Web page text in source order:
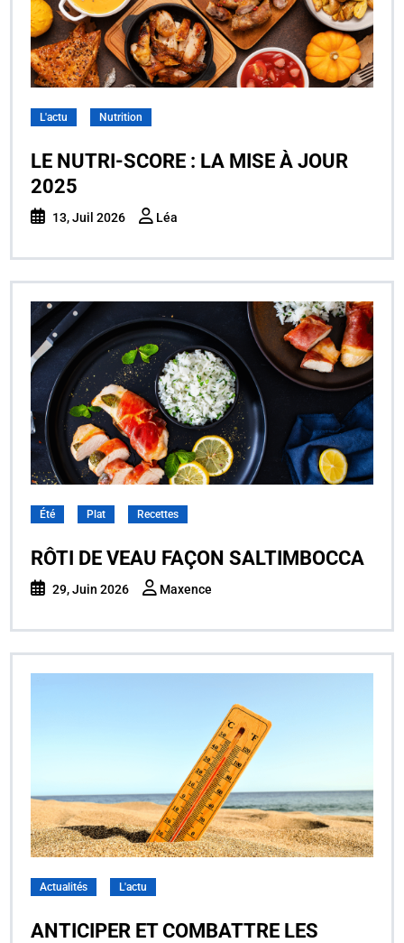
L'actu Nutrition
LE NUTRI-SCORE : LA MISE À JOUR
2025
13, Juil 2026 Léa
Été Plat Recettes
RÔTI DE VEAU FAÇON SALTIMBOCCA
29, Juin 2026 Maxence
Actualités L'actu
ANTICIPER ET COMBATTRE LES